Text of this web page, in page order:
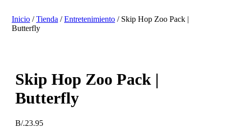
Inicio /Tienda /Entretenimiento / Skip Hop Zoo Pack |
Butterfly
Skip Hop Zoo Pack |
Butterfly
B/.23.95